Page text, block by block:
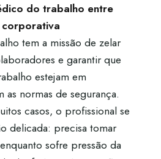
do trabalho entre
tem a missão de zelar
e garantir que
estejam em
normas de segurança.
casos, o profissional se
delicada: precisa tomar
sofre pressão da